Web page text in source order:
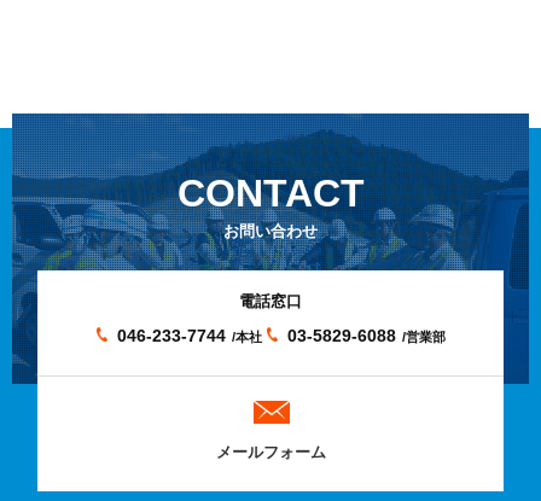
CONTACT
お問い合わせ
電話窓口
046-233-7744 /本社 03-5829-6088 /営業部
メールフォーム